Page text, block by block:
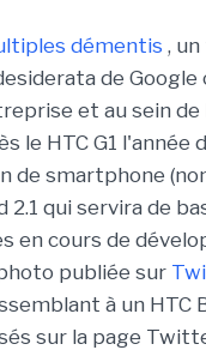
démentis ,
de
et au sein
le HTC G1 l'année
de smartphone
2.1 qui servira de
en cours de
publiée sur
à un HTC
sur la page